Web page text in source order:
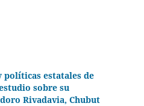
estatales de
sobre su
Rivadavia, Chubut